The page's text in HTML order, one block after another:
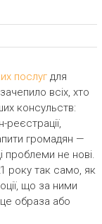
послугдля
всіх, хто
консульств:
громадян —
проблеми не нові.
року так само, як
що за ними
образа або